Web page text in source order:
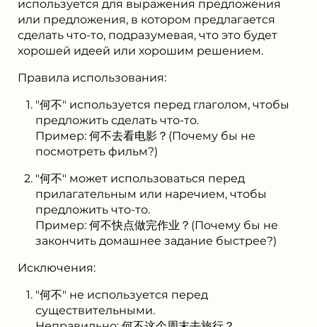
используется для выражения предложения
или предложения, в котором предлагается
сделать что-то, подразумевая, что это будет
хорошей идеей или хорошим решением.
Правила использования:
"何不" используется перед глаголом, чтобы
предложить сделать что-то.
Пример: 何不去看电影？(Почему бы не
посмотреть фильм?)
"何不" может использоваться перед
прилагательным или наречием, чтобы
предложить что-то.
Пример: 何不快点做完作业？(Почему бы не
закончить домашнее задание быстрее?)
Исключения:
"何不" не используется перед
существительными.